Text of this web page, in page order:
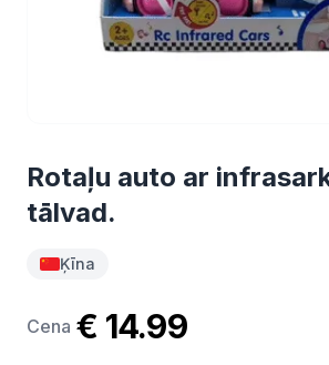
Rotaļu auto ar
tālvad.
Ķīna
Cena € 14.99